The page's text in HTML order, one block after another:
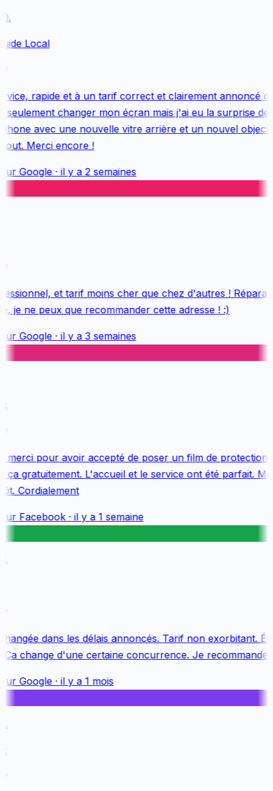
Local
rapide et à un tarif correct et clairement annoncé
changer mon écran mais j'ai eu la surprise de
avec une nouvelle vitre arrière et un nouvel objectif,
Merci encore !
Google· il y a 2 semaines
et tarif moins cher que chez d'autres !
je ne peux que recommander cette adresse ! :)
Google· il y a 3 semaines
pour avoir accepté de poser un film de protection
gratuitement. L'accueil et le service ont été parfait.
Cordialement
Facebook· il y a 1 semaine
dans les délais annoncés. Tarif non exorbitant.
change d'une certaine concurrence. Je recommande
Google· il y a 1 mois